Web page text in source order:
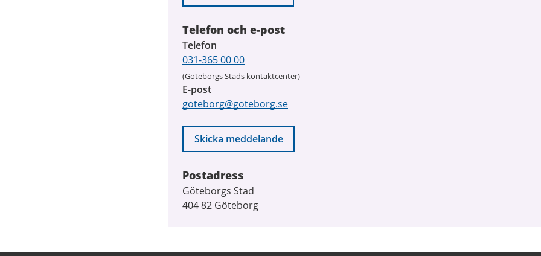
2026
Telefon och e-post
Telefon
031-365 00 00
(Göteborgs Stads kontaktcenter)
E-post
goteborg@goteborg.se
Skicka meddelande
Postadress
Göteborgs Stad
404 82 Göteborg